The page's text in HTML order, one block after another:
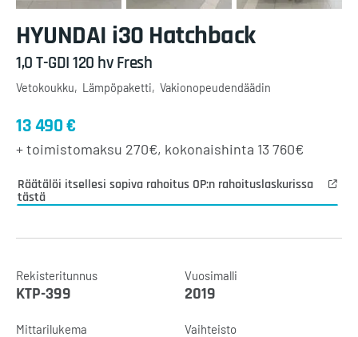
HYUNDAI i30 Hatchback
1,0 T-GDI 120 hv Fresh
Vetokoukku Lämpöpaketti Vakionopeudendäädin
13 490 €
+ toimistomaksu 270€, kokonaishinta 13 760€
Räätälöi itsellesi sopiva rahoitus OP:n rahoituslaskurissa
tästä
Rekisteritunnus
KTP-399
Vuosimalli
2019
Mittarilukema Vaihteisto